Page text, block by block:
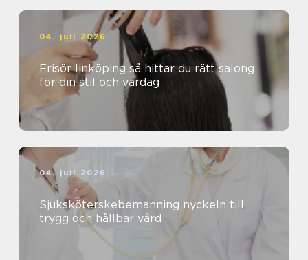
04. juli 2026
Frisör linköping så hittar du rätt salong
för din stil och vardag
04. juli 2026
Sjuksköterskebemanning nyckeln till
trygg och hållbar vård